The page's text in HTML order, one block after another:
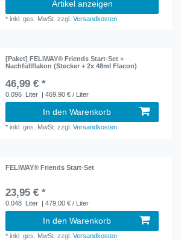
Artikel anzeigen
*inkl. ges. MwSt. zzgl.Versandkosten
[Paket] FELIWAY® Friends Start-Set +
Nachfüllflakon (Stecker + 2x 48ml Flacon)
46,99 € *
0.096 Liter | 469,90 € / Liter
In den Warenkorb
*inkl. ges. MwSt. zzgl.Versandkosten
FELIWAY® Friends Start-Set
23,95 € *
0.048 Liter | 479,00 € / Liter
In den Warenkorb
*inkl. ges. MwSt. zzgl.Versandkosten